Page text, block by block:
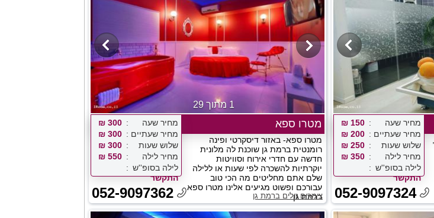
מחיר שעה
150 ₪
מחיר שעתיים
200 ₪
שלוש שעות
250 ₪
מחיר לילה
350 ₪
לילה בסופ''ש
התקשר
052-9097324
1 מתוך 29
מטרו ספא
מטרו ספא- באזור דיסקרטי ופינה
רומנטית ברמת גן שוכנת לה מלונית
חדשה עם חדרי אירוח וסוויטות
יוקרתיות להשכרה לפי שעות או ללילה
שלם אתם מחליטים מה הכי טוב
עבורכם ופשוט מגיעים אלינו מטרו ספא
ברמת גן...
צימרים זולים ברמת גן
מחיר שעה
300 ₪
מחיר שעתיים
300 ₪
שלוש שעות
300 ₪
מחיר לילה
550 ₪
לילה בסופ''ש
התקשר
052-9097362